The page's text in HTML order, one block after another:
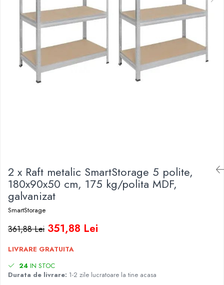
2 x Raft metalic SmartStorage 5 polite,
180x90x50 cm, 175 kg/polita MDF,
galvanizat
SmartStorage
361,88 Lei 351,88 Lei
LIVRARE GRATUITA
24 IN STOC
Durata de livrare: 1-2 zile lucratoare la tine acasa